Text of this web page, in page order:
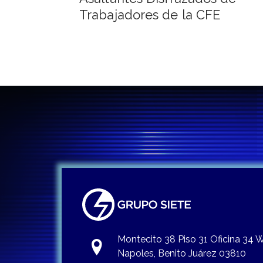
entradas
Trabajadores de la CFE
Montecito 38 Piso 31 Oficina 34
Napoles, Benito Juárez 03810